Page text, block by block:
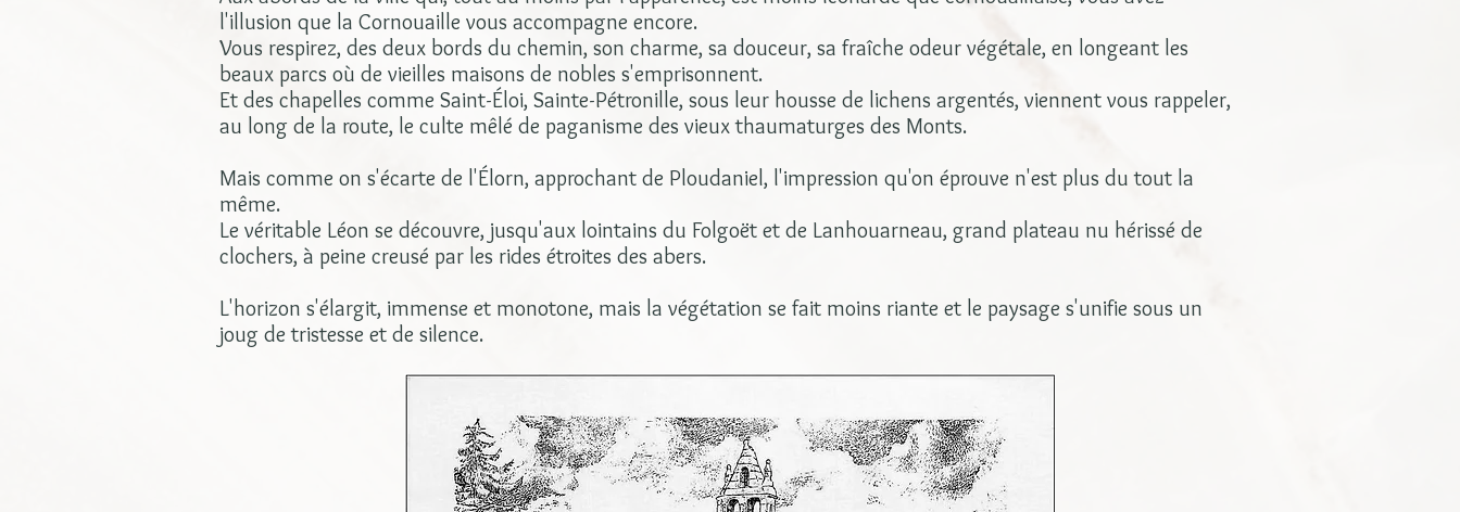
l'illusion que la Cornouaille vous accompagne encore.
Vous respirez, des deux bords du chemin, son charme, sa douceur, sa fraîche odeur végétale, en longeant les
beaux parcs où de vieilles maisons de nobles s'emprisonnent.
Et des chapelles comme Saint-Éloi, Sainte-Pétronille, sous leur housse de lichens argentés, viennent vous rappeler,
au long de la route, le culte mêlé de paganisme des vieux thaumaturges des Monts.
Mais comme on s'écarte de l'Élorn, approchant de Ploudaniel, l'impression qu'on éprouve n'est plus du tout la
même.
Le véritable Léon se découvre, jusqu'aux lointains du Folgoët et de Lanhouarneau, grand plateau nu hérissé de
clochers, à peine creusé par les rides étroites des abers.
L'horizon s'élargit, immense et monotone, mais la végétation se fait moins riante et le paysage s'unifie sous un
joug de tristesse et de silence.